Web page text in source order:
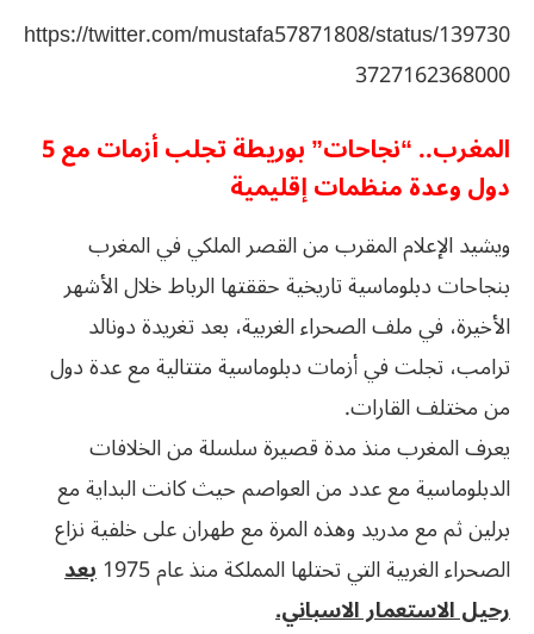
https://twitter.com/mustafa57871808/status/139730
3727162368000
المغرب.. “نجاحات” بوريطة تجلب أزمات مع 5
دول وعدة منظمات إقليمية
ويشيد الإعلام المقرب من القصر الملكي في المغرب
بنجاحات دبلوماسية تاريخية حققتها الرباط خلال الأشهر
الأخيرة، في ملف الصحراء الغربية، بعد تغريدة دونالد
ترامب، تجلت في أزمات دبلوماسية متتالية مع عدة دول
من مختلف القارات.
يعرف المغرب منذ مدة قصيرة سلسلة من الخلافات
الدبلوماسية مع عدد من العواصم حيث كانت البداية مع
برلين ثم مع مدريد وهذه المرة مع طهران على خلفية نزاع
الصحراء الغربية التي تحتلها المملكة منذ عام 1975
بعد
رحيل الاستعمار الاسباني.